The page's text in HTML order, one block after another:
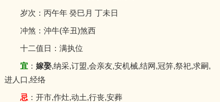
岁次：丙午年 癸巳月 丁未日
冲煞：沖牛(辛丑)煞西
十二值日：满执位
宜： 嫁娶,纳采,订盟,会亲友,安机械,结网,冠笄,祭祀,求嗣,
进人口,经络
忌 ：开市,作灶,动土,行丧,安葬